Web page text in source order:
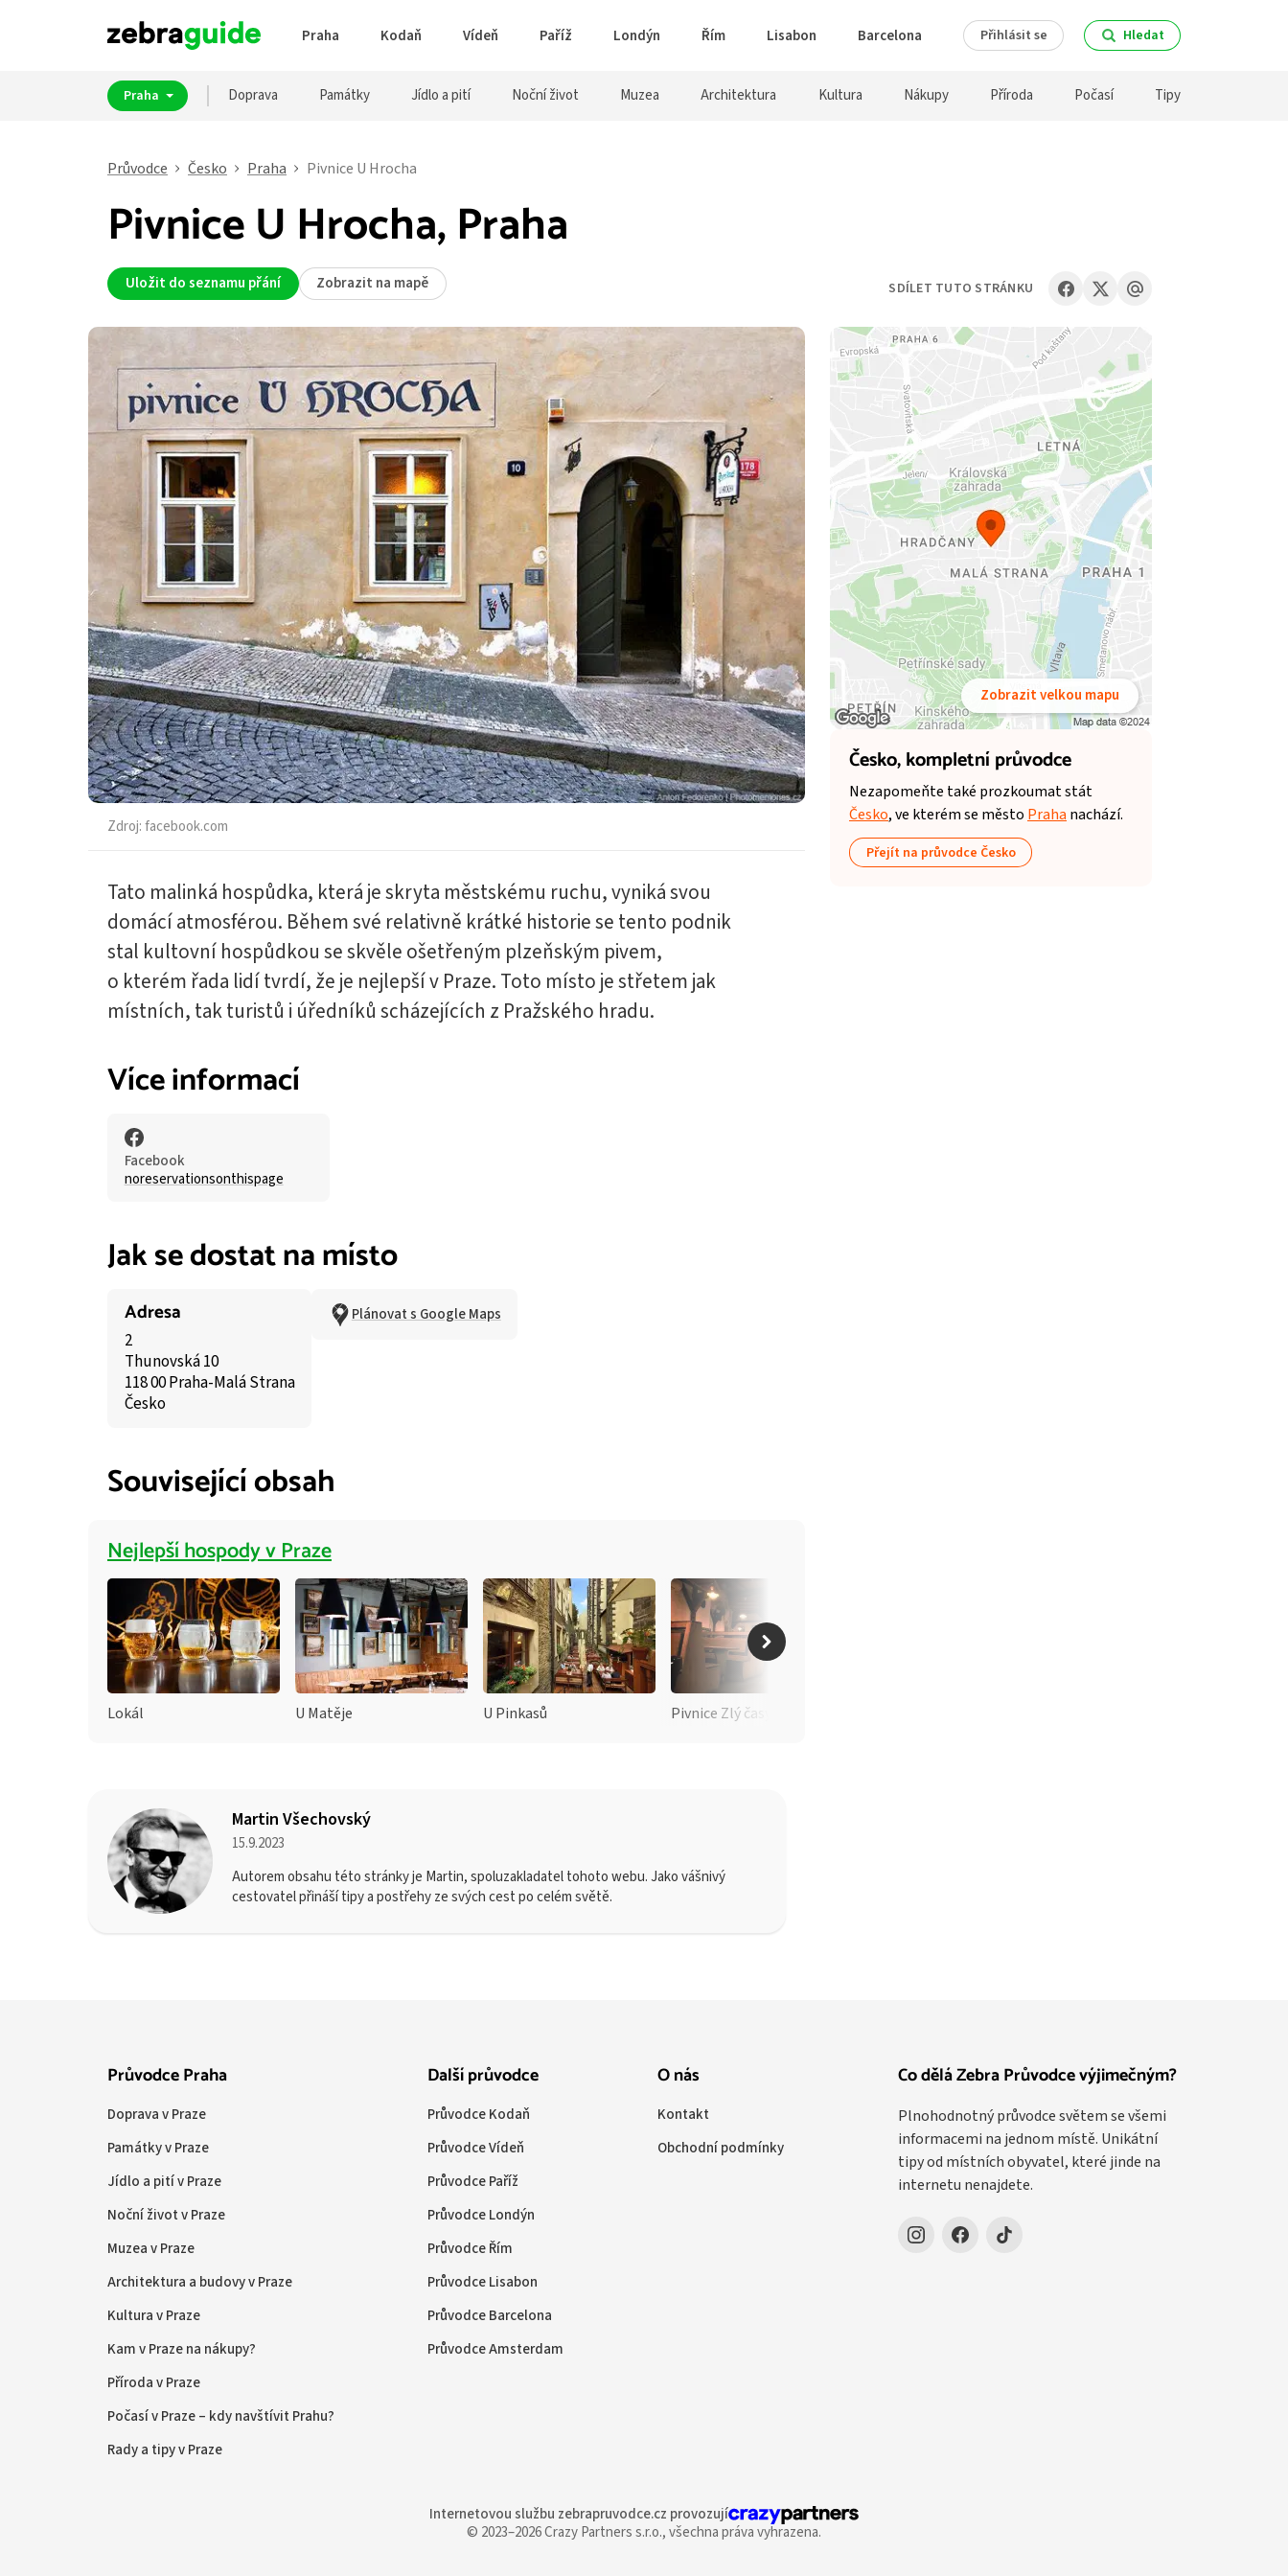
Praha Kodaň Vídeň Paříž Londýn Řím Lisabon Barcelona Přihlásit se Hledat
Praha Doprava Památky Jídlo a pití Noční život Muzea Architektura Kultura Nákupy Příroda Počasí Tipy
Průvodce Česko Praha Pivnice U Hrocha
Pivnice U Hrocha, Praha
Uložit do seznamu přání Zobrazit na mapě
Zdroj:facebook.com
Tato malinká hospůdka, která je skryta městskému ruchu, vyniká svou
domácí atmosférou. Během své relativně krátké historie se tento podnik
stal kultovní hospůdkou se skvěle ošetřeným plzeňským pivem,
o kterém řada lidí tvrdí, že je nejlepší v Praze. Toto místo je střetem jak
místních, tak turistů i úředníků scházejících z Pražského hradu.
Více informací
Facebook
noreservationsonthispage
Jak se dostat na místo
Adresa
2
Thunovská 10
118 00 Praha-Malá Strana
Česko
Plánovat s Google Maps
Související obsah
Nejlepší hospody v Praze
Lokál U Matěje U Pinkasů Pivnice Zlý časy
Martin Všechovský
15.9.2023
Autorem obsahu této stránky je Martin, spoluzakladatel tohoto webu. Jako vášnivý
cestovatel přináší tipy a postřehy ze svých cest po celém světě.
Zobrazit velkou mapu
Česko,kompletní průvodce
Nezapomeňte také prozkoumat stát
Česko, ve kterém se město Praha nachází.
Přejít na průvodce Česko
SDÍLET TUTO STRÁNKU
Co dělá Zebra Průvodce výjimečným?
Plnohodnotný průvodce světem se všemi
informacemi na jednom místě. Unikátní
tipy od místních obyvatel, které jinde na
internetu nenajdete.
Průvodce Praha
Doprava v Praze
Památky v Praze
Jídlo a pití v Praze
Noční život v Praze
Muzea v Praze
Architektura a budovy v Praze
Kultura v Praze
Kam v Praze na nákupy?
Příroda v Praze
Počasí v Praze – kdy navštívit Prahu?
Rady a tipy v Praze
Další průvodce
Průvodce Kodaň
Průvodce Vídeň
Průvodce Paříž
Průvodce Londýn
Průvodce Řím
Průvodce Lisabon
Průvodce Barcelona
Průvodce Amsterdam
O nás
Kontakt
Obchodní podmínky
Internetovou službu zebrapruvodce.cz provozují
© 2023–2026 Crazy Partners s.r.o.,všechna práva vyhrazena.